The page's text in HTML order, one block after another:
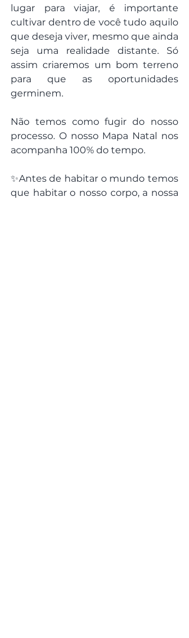
lugar para viajar, é importante
cultivar dentro de você tudo aquilo
que deseja viver, mesmo que ainda
seja uma realidade distante. Só
assim criaremos um bom terreno
para que as oportunidades
germinem.
Não temos como fugir do nosso
processo. O nosso Mapa Natal nos
acompanha 100% do tempo.
✨Antes de habitar o mundo temos
que habitar o nosso corpo, a nossa